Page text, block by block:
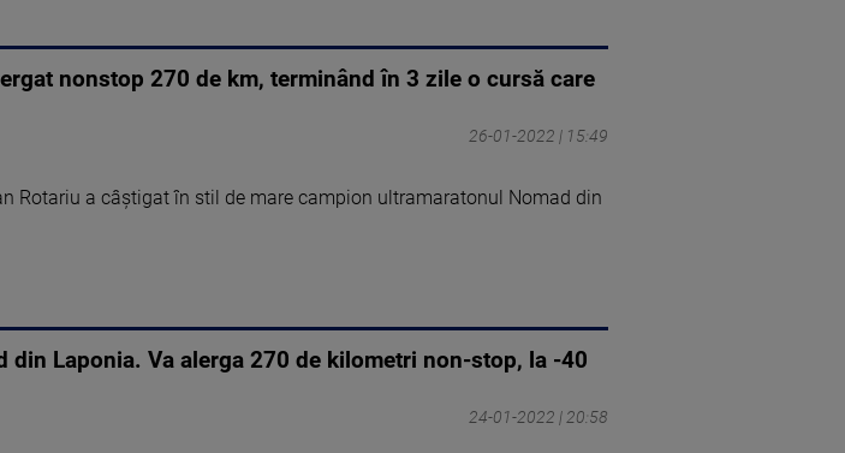
nonstop 270 de km, terminând în 3 zile o cursă care
26-01-2022 | 15:49
Rotariu a câștigat în stil de mare campion ultramaratonul Nomad din
Laponia. Va alerga 270 de kilometri non-stop, la -40
24-01-2022 | 20:58